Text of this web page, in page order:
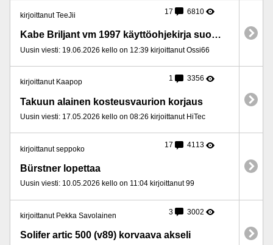
kirjoittanut TeeJii 17 6810
Kabe Briljant vm 1997 käyttöohjekirja suomeksi....
Uusin viesti: 19.06.2026 kello on 12:39 kirjoittanut Ossi66
kirjoittanut Kaapop 1 3356
Takuun alainen kosteusvaurion korjaus
Uusin viesti: 17.05.2026 kello on 08:26 kirjoittanut HiTec
kirjoittanut seppoko 17 4113
Bürstner lopettaa
Uusin viesti: 10.05.2026 kello on 11:04 kirjoittanut 99
kirjoittanut Pekka Savolainen 3 3002
Solifer artic 500 (v89) korvaava akseli